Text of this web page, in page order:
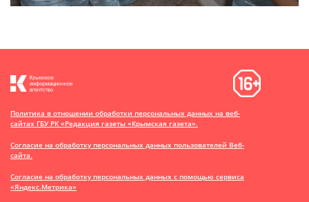
Политика в отношении обработки персональных данных на веб-
сайтах ГБУ РК «Редакция газеты «Крымская газета».
Согласие на обработку персональных данных пользователей Веб-
сайта.
Согласие на обработку персональных данных с помощью сервиса
«Яндекс.Метрика»